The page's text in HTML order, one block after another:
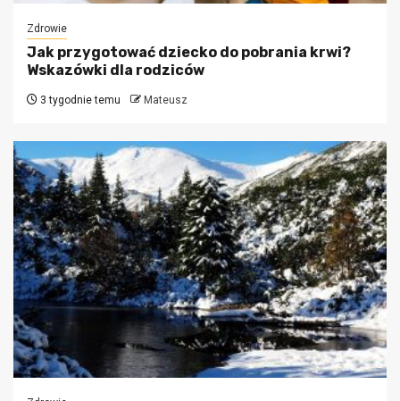
Zdrowie
Jak przygotować dziecko do pobrania krwi?
Wskazówki dla rodziców
3 tygodnie temu Mateusz